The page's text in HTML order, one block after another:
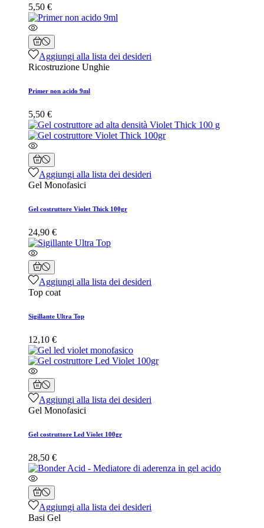
5,50 €
Aggiungi alla lista dei desideri
Ricostruzione Unghie
Primer non acido 9ml
5,50 €
Aggiungi alla lista dei desideri
Gel Monofasici
Gel costruttore Violet Thick 100gr
24,90 €
Aggiungi alla lista dei desideri
Top coat
Sigillante Ultra Top
12,10 €
Aggiungi alla lista dei desideri
Gel Monofasici
Gel costruttore Led Violet 100gr
28,50 €
Aggiungi alla lista dei desideri
Basi Gel